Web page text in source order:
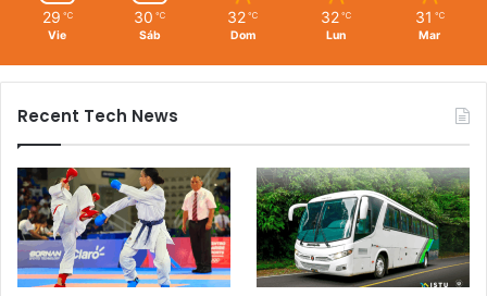
29 ℃
Vie
30 ℃
Sáb
32 ℃
Dom
32 ℃
Lun
31 ℃
Mar
Recent Tech News